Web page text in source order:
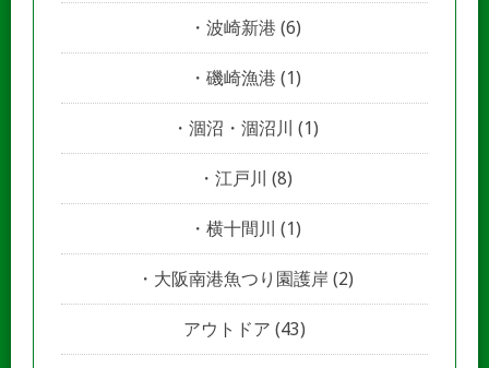
波崎新港 (6)
磯崎漁港 (1)
涸沼・涸沼川 (1)
江戸川 (8)
横十間川 (1)
大阪南港魚つり園護岸 (2)
アウトドア (43)